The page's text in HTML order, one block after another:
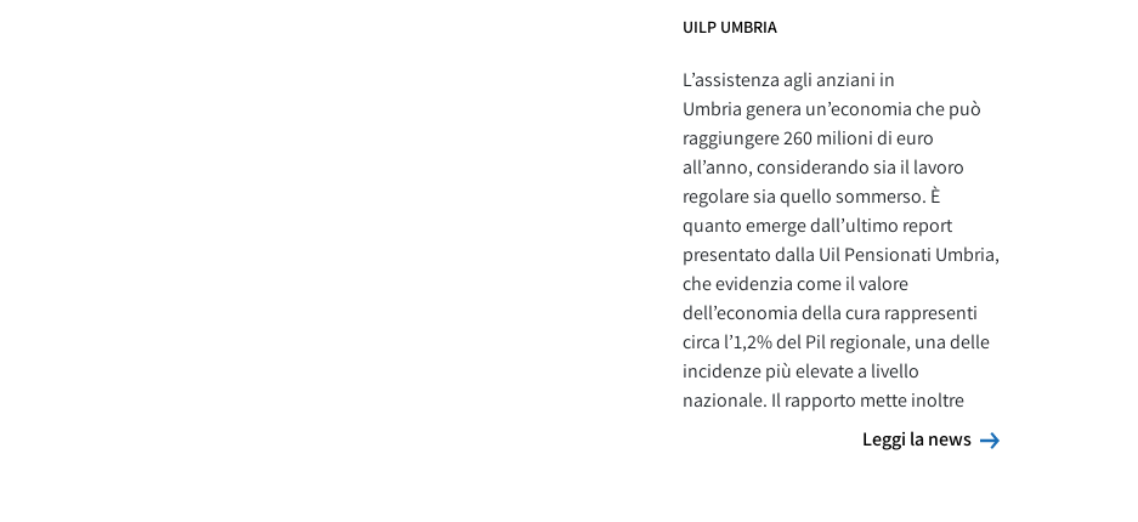
UILP UMBRIA
L’assistenza agli anziani in
Umbria genera un’economia che può
raggiungere 260 milioni di euro
all’anno, considerando sia il lavoro
regolare sia quello sommerso. È
quanto emerge dall’ultimo report
presentato dalla Uil Pensionati Umbria,
che evidenzia come il valore
dell’economia della cura rappresenti
circa l’1,2% del Pil regionale, una delle
incidenze più elevate a livello
nazionale. Il rapporto mette inoltre
Leggi la news
Leggi la news